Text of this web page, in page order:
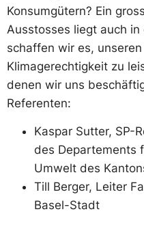
Konsumgütern? Ein
Ausstosses liegt auch in
schaffen wir es,
Klimagerechtigkeit zu
denen wir uns
Referenten:
Kaspar Sutter, SP-
des Departements
Umwelt des
Till Berger, Leiter
Basel-Stadt